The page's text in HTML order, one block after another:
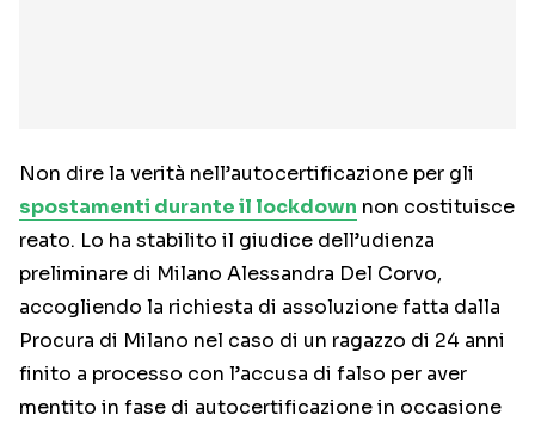
Non dire la verità nell’autocertificazione per gli
spostamenti durante il lockdown non costituisce
reato. Lo ha stabilito il giudice dell’udienza
preliminare di Milano Alessandra Del Corvo,
accogliendo la richiesta di assoluzione fatta dalla
Procura di Milano nel caso di un ragazzo di 24 anni
finito a processo con l’accusa di falso per aver
mentito in fase di autocertificazione in occasione